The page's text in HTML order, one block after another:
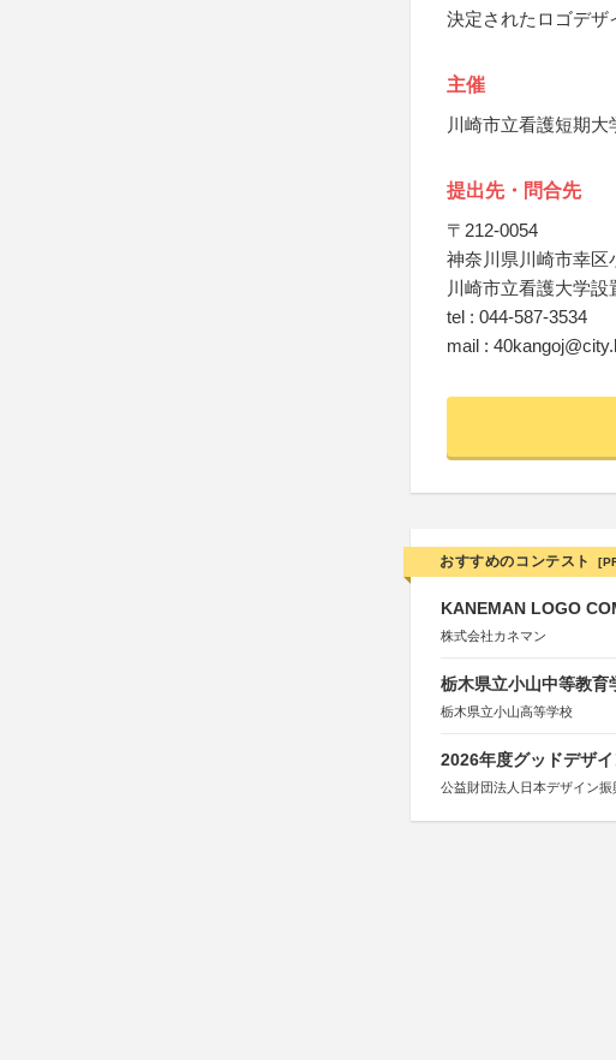
決定されたロゴデザ
主催
川崎市立看護短期大
提出先・問合先
〒212-0054
神奈川県川崎市幸区
川崎市立看護大学
tel : 044-587-3534
mail :
おすすめのコンテスト
KANEMAN LOGO
株式会社カネマン
栃木県立小山中等教育
栃木県立小山高等学校
2026年度グッドデザ
公益財団法人日本デザイン振